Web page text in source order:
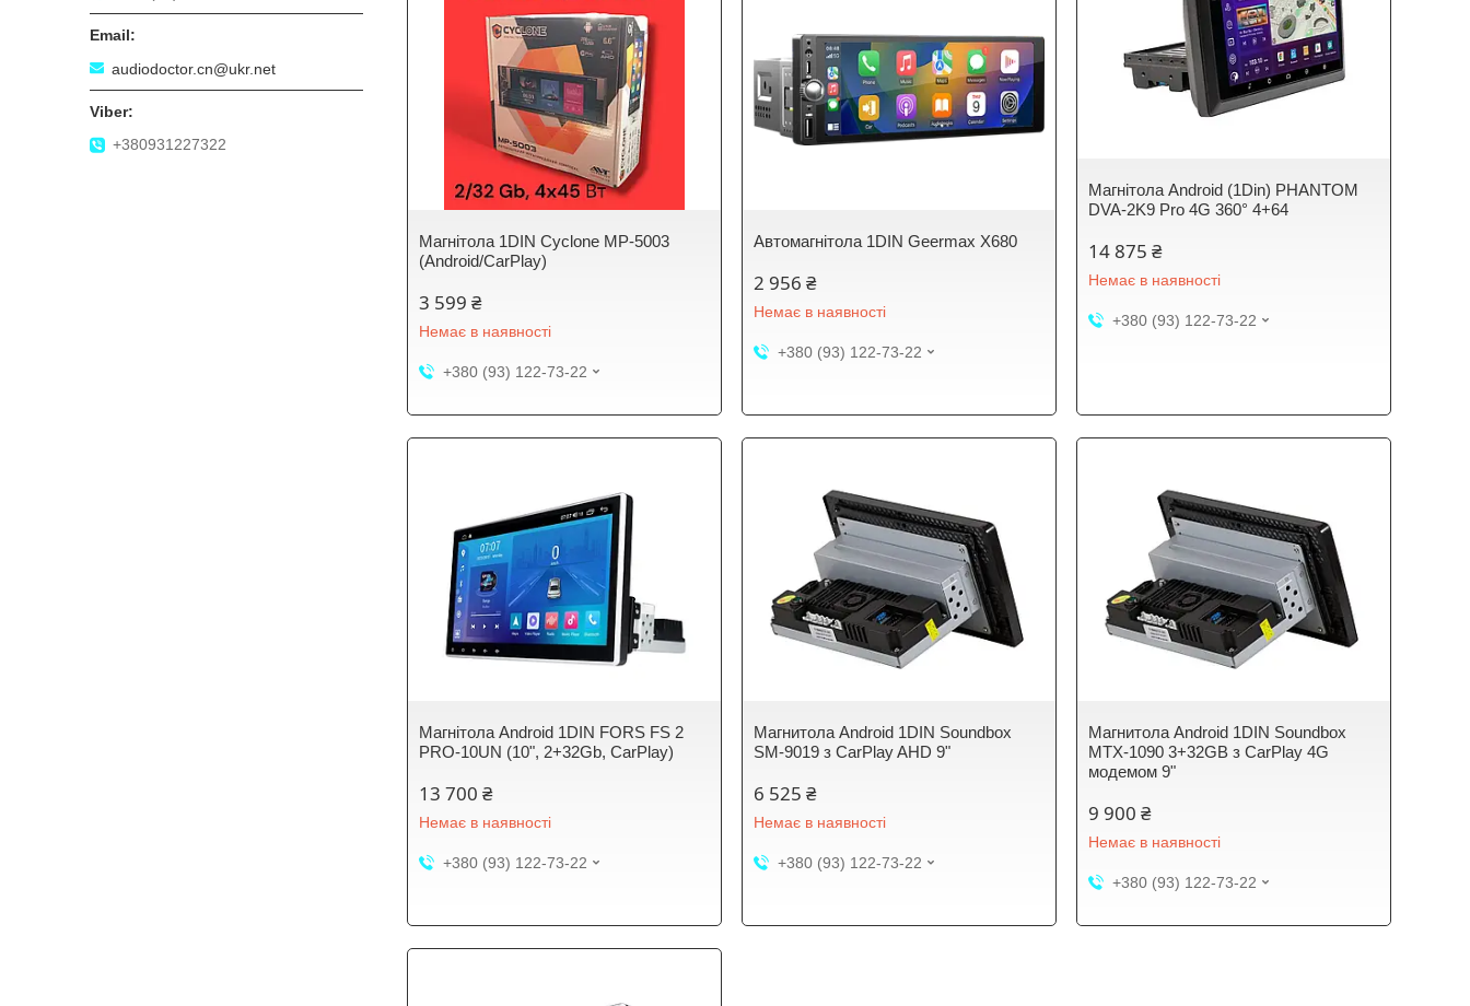
Магнітола 1DIN Cyclone MP-5003
(Android/CarPlay)
3 599 ₴
Немає в наявності
+380 (93) 122-73-22
Автомагнітола 1DIN Geermax X680
2 956 ₴
Немає в наявності
+380 (93) 122-73-22
Магнітола Android (1Din) PHANTOM
DVA-2K9 Pro 4G 360° 4+64
14 875 ₴
Немає в наявності
+380 (93) 122-73-22
Магнітола Android 1DIN FORS FS 2
PRO-10UN (10", 2+32Gb, CarPlay)
13 700 ₴
Немає в наявності
+380 (93) 122-73-22
Магнитола Android 1DIN Soundbox
SM-9019 з CarPlay AHD 9"
6 525 ₴
Немає в наявності
+380 (93) 122-73-22
Магнитола Android 1DIN Soundbox
MTX-1090 3+32GB з CarPlay 4G
модемом 9"
9 900 ₴
Немає в наявності
+380 (93) 122-73-22
audiodoctor.cn@ukr.net
+380931227322